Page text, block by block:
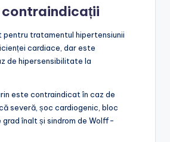
contraindicații
pentru tratamentul hipertensiunii
cardiace, dar este
de hipersensibilitate la
este contraindicat în caz de
severă, șoc cardiogenic, bloc
înalt și sindrom de Wolff-